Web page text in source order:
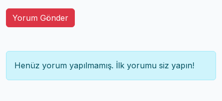
Yorum Gönder
Henüz yorum yapılmamış. İlk yorumu siz yapın!